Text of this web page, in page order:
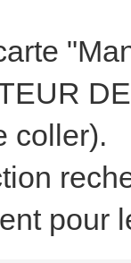
coller).
pour